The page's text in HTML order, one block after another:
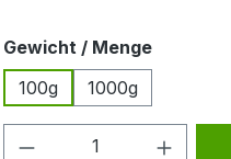
Gewicht / Menge
100g
1000g
Produkt Anzahl: